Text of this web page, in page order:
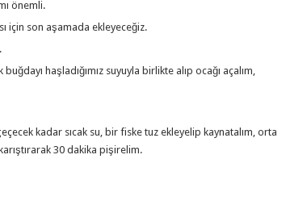
önemli.
için son aşamada ekleyeceğiz.
haşladığımız suyuyla birlikte alıp ocağı açalım,
kadar sıcak su, bir fiske tuz ekleyelip kaynatalım, orta
30 dakika pişirelim.